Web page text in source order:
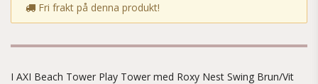
Fri frakt på denna produkt!
I AXI Beach Tower Play Tower med Roxy Nest Swing Brun/Vit